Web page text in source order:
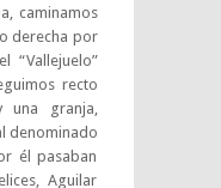
caminamos
derecha por
“Vallejuelo”
recto
una granja,
denominado
él pasaban
Aguilar